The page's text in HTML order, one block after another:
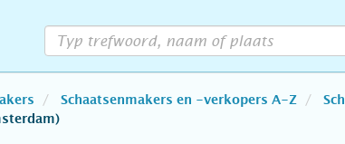
Schaatsenmakers en -verkopers A-Z